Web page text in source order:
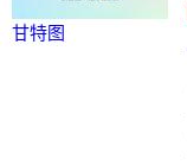
甘特图